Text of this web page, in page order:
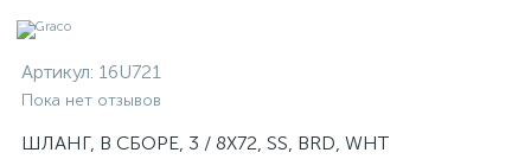
Артикул: 16U721
Пока нет отзывов
ШЛАНГ, В СБОРЕ, 3 / 8X72, SS, BRD, WHT